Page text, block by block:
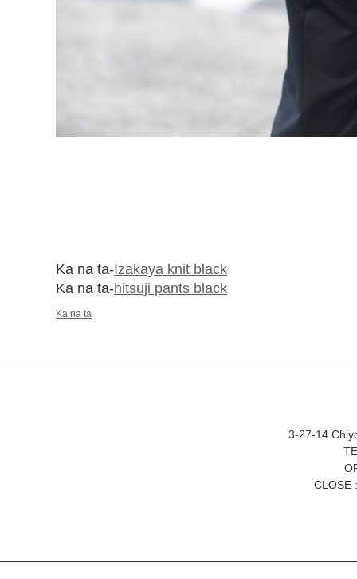
Ka na ta-Izakaya knit black
Ka na ta-hitsuji pants black
Ka na ta
3-27-14
CLOSE